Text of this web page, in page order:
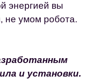
энергией вы
не умом робота.
и установки.